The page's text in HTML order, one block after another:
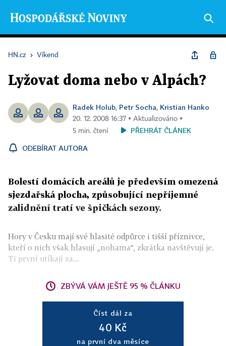
HN.cz › Víkend
Lyžovat doma nebo v Alpách?
Radek Holub, Petr Socha, Kristian Hanko
20. 12. 2008 16:37 ▪ Aktualizováno ▪
5 min. čtení
PŘEHRÁT ČLÁNEK
ODEBÍRAT AUTORA
Bolestí domácích areálů je především omezená
sjezdařská plocha, způsobující nepříjemné
zalidnění tratí ve špičkách sezony.
Hory v Česku mají své hlasité odpůrce i tišší příznivce,
kteří o nich však hlasují „nohama“, zkrátka navštěvují je.
Ti první utíkají za...
ZBÝVÁ VÁM JEŠTĚ 95 % ČLÁNKU
Číst dál za
40 Kč
na první dva měsíce